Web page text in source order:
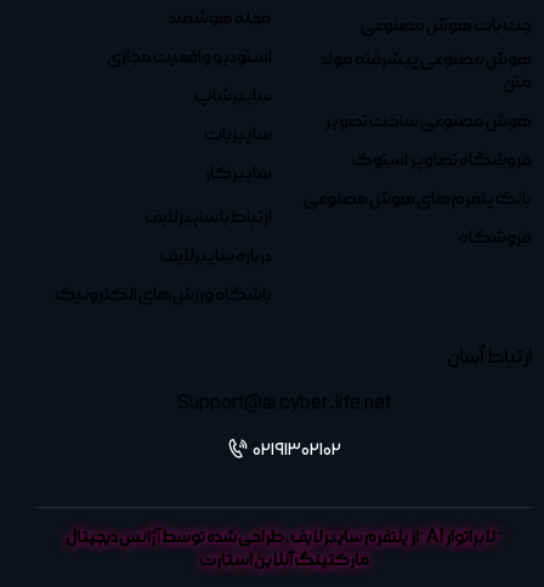
چت بات هوش مصنوعی
هوش مصنوعی پیشرفته مولد
متن
هوش مصنوعی ساخت تصویر
فروشگاه تصاویر استوک
بانک پتفرم های هوش مصنوعی
فروشگاه
مجله هوشمند
استودیو واقعیت مجازی
سایبرشاپ
سایبربات
سایبرکار
ارتباط با سایبرلایف
درباره سایبرلایف
باشگاه ورزش‌های الکترونیک
ارتباط آسان
Support@ai.cyber-life.net
02191302102
”لابراتوار AI “از پلتفرمسایبرلایف، طراحی شده توسطآژانس دیجیتال
مارکتینگ آنلاین استارت